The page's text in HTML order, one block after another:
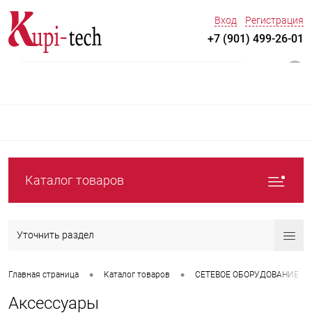
Вход Регистрация
+7 (901) 499-26-01
Каталог товаров
Уточнить раздел
Главная страница • Каталог товаров • СЕТЕВОЕ ОБОРУДОВАНИЕ
Аксессуары